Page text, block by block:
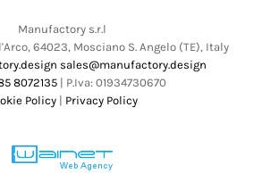
Manufactory s.r.l
64023, Mosciano S. Angelo (TE), Italy
sales@manufactory.design
8072135| P.Iva: 01934730670
Policy| Privacy Policy